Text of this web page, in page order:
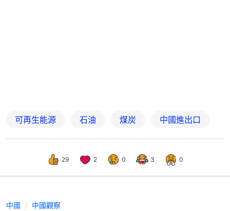
可再生能源 石油 煤炭 中國進出口
29 2 0 3 0
中國 中國觀察